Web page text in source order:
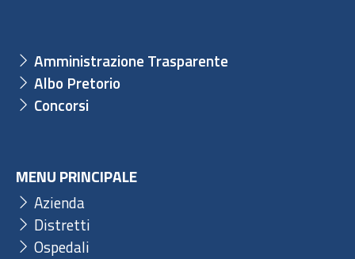
Amministrazione Trasparente
Albo Pretorio
Concorsi
MENU PRINCIPALE
Azienda
Distretti
Ospedali